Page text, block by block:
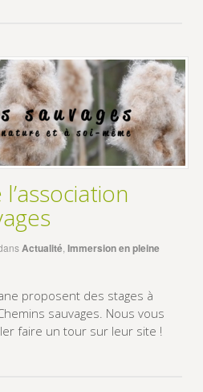
Actualité, Immersion en pleine
proposent des stages à
sauvages. Nous vous
faire un tour sur leur site !